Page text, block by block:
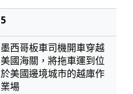
5
墨西哥板車司機開車穿越
美國海關，將拖車運到位
於美國邊境城市的越庫作
業場